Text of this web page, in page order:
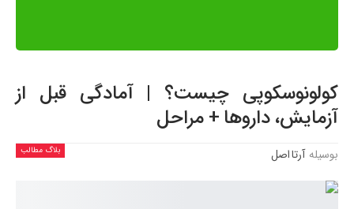
کولونوسکوپی چیست؟ | آمادگی قبل از
آزمایش، داروها + مراحل
بلاگ مطالب بوسیله آرتا اصل